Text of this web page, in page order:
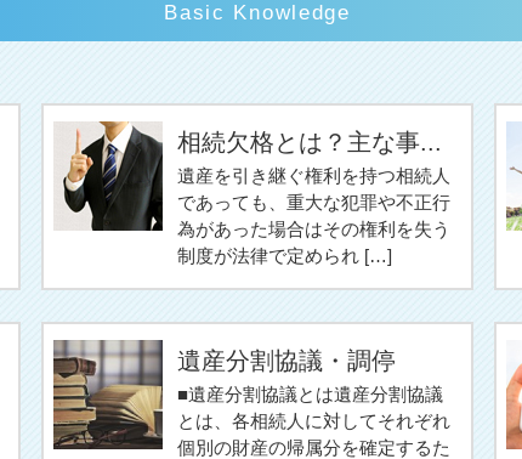
Basic Knowledge
相続欠格とは？主な事...
遺産を引き継ぐ権利を持つ相続人
であっても、重大な犯罪や不正行
為があった場合はその権利を失う
制度が法律で定められ […]
遺産分割協議・調停
■遺産分割協議とは遺産分割協議
とは、各相続人に対してそれぞれ
個別の財産の帰属分を確定するた